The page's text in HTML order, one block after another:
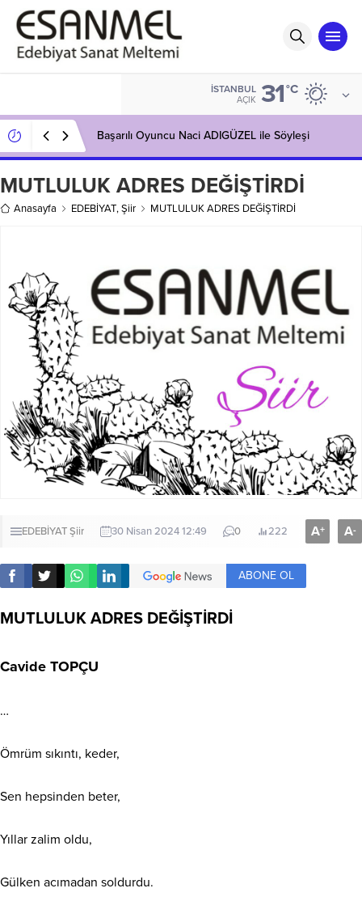
İSTANBUL
AÇIK 31°C
Başarılı Oyuncu Naci ADIGÜZEL ile Söyleşi
MUTLULUK ADRES DEĞİŞTİRDİ
Anasayfa EDEBİYAT,Şiir MUTLULUK ADRES DEĞİŞTİRDİ
EDEBİYATŞiir 30 Nisan 2024 12:49 0 222 A+ A-
ABONE OL
MUTLULUK ADRES DEĞİŞTİRDİ
Cavide TOPÇU
…
Ömrüm sıkıntı, keder,
Sen hepsinden beter,
Yıllar zalim oldu,
Gülken acımadan soldurdu.